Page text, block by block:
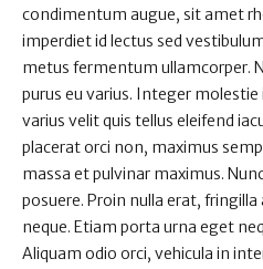
condimentum augue, sit amet
imperdiet id lectus sed
metus fermentum ullamcorper.
purus eu varius. Integer
varius velit quis tellus eleifend
placerat orci non, maximus
massa et pulvinar maximus.
posuere. Proin nulla erat,
neque. Etiam porta urna eget
Aliquam odio orci, vehicula in